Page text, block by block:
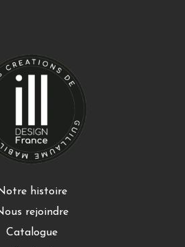
histoire
rejoindre
Catalogue